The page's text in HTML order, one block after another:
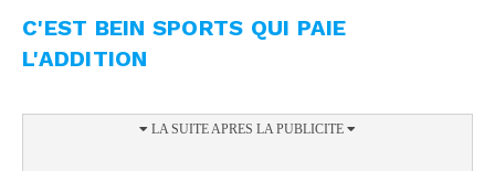
C'EST BEIN SPORTS QUI PAIE
L'ADDITION